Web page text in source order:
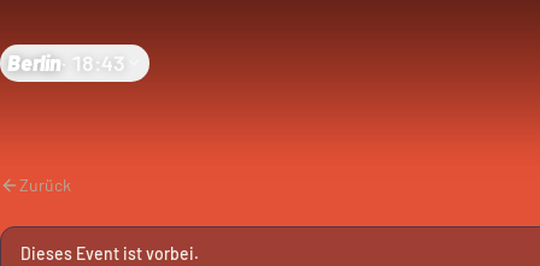
Berlin· 18:43
Zurück
Dieses Event ist vorbei.